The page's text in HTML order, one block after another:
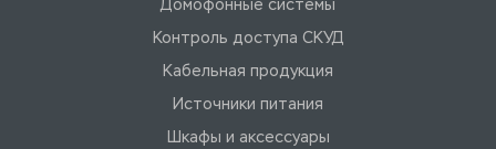
Домофонные системы
Контроль доступа СКУД
Кабельная продукция
Источники питания
Шкафы и аксессуары